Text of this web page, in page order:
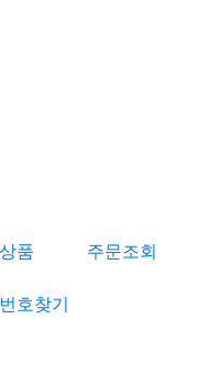
품
주문조회
호찾기